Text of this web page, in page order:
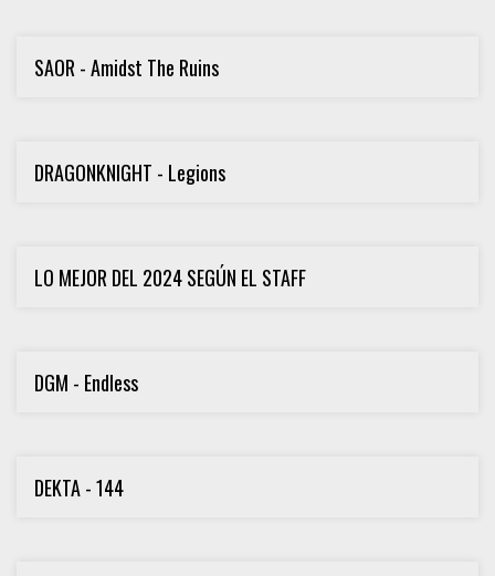
SAOR - Amidst The Ruins
DRAGONKNIGHT - Legions
LO MEJOR DEL 2024 SEGÚN EL STAFF
DGM - Endless
DEKTA - 144